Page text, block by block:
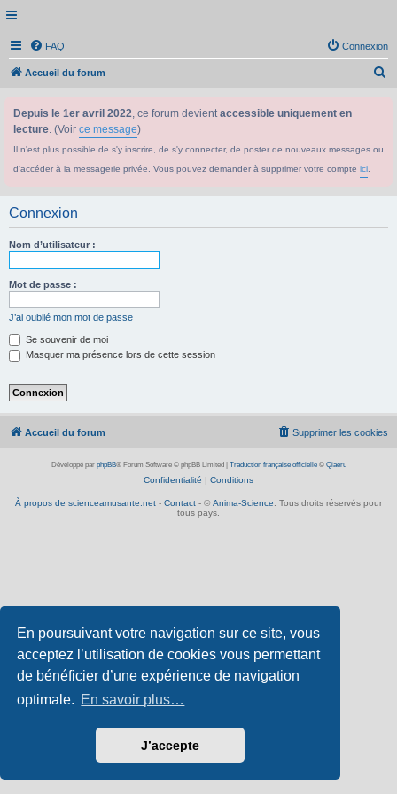
En poursuivant votre navigation sur ce site, vous
acceptez l’utilisation de cookies vous permettant
de bénéficier d’une expérience de navigation
optimale. En savoir plus…
J’accepte
FAQ Connexion
Accueil du forum
Depuis le 1er avril 2022, ce forum devientaccessible uniquement en
lecture. (Voir ce message)
Il n'est plus possible de s'y inscrire, de s'y connecter, de poster de nouveaux messages ou
d'accéder à la messagerie privée. Vous pouvez demander à supprimer votre compte ici
Connexion
Nom d’utilisateur :
Mot de passe :
J’ai oublié mon mot de passe
Se souvenir de moi
Masquer ma présence lors de cette session
Accueil du forum Supprimer les cookies
Développé par phpBB® Forum Software © phpBB Limited Traduction française officielle© Qiaeru
Confidentialité | Conditions
À propos de scienceamusante.net - Contact - © Anima-Science . Tous droits réservés pour
tous pays.